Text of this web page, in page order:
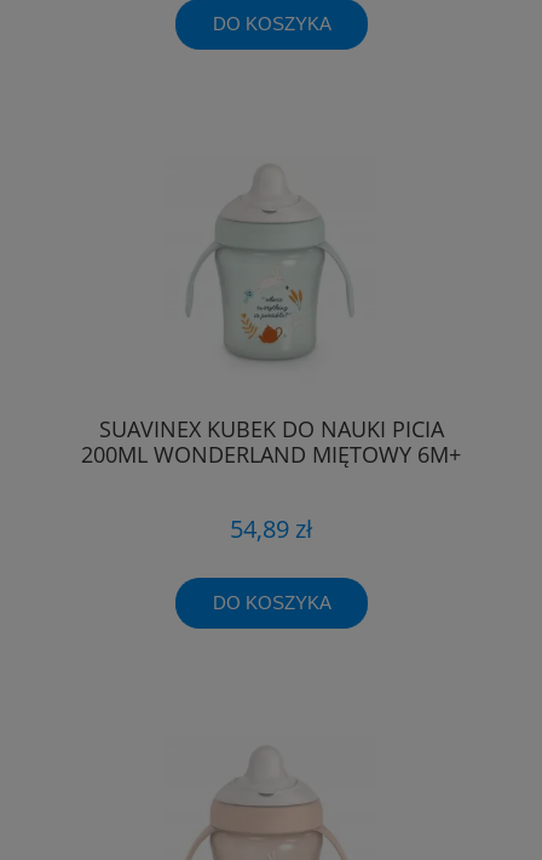
DO KOSZYKA
SUAVINEX KUBEK DO NAUKI PICIA
200ML WONDERLAND MIĘTOWY 6M+
54,89 zł
DO KOSZYKA